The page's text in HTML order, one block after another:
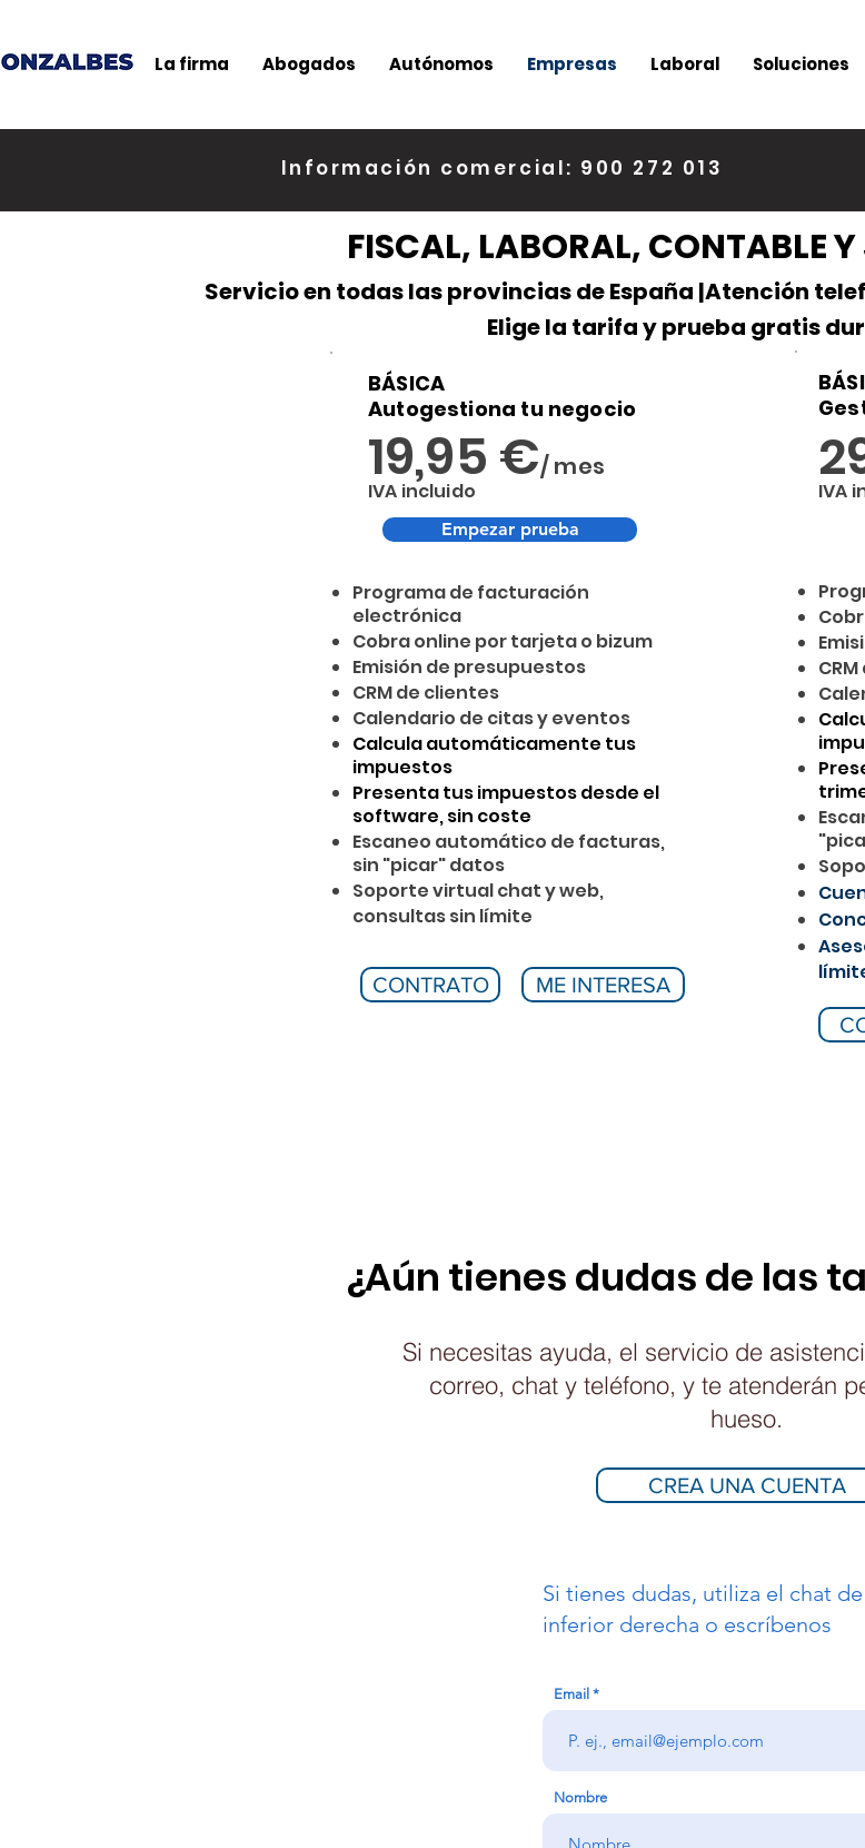
La firma Abogados Autónomos Empresas Laboral Soluciones
Información comercial: 900 272 013
FISCAL, LABORAL, CONTABLE
Servicio en todas las provincias de España |Atención
Elige la tarifa y prueba gratis
BÁSICA
Autogestiona tu negocio
19,95 €/ mes
IVA incluido
Programa de facturación
electrónica
Cobra online por tarjeta o bizum
Emisión de presupuestos
CRM de clientes
Calendario de citas y eventos
Calcula automáticamente tus
impuestos
Presenta tus impuestos desde el
software, sin coste
Escaneo automático de facturas,
sin "picar" datos
Soporte virtual chat y web,
consultas sin límite
Empezar prueba
CONTRATO ME INTERESA
IVA
¿Aún tienes dudas de las
Si necesitas ayuda, el servicio de
correo, chat y teléfono, y te atenderán
hueso.
CREA UNA CUENTA
Si tienes dudas, utiliza el chat
inferior derecha o escríbenos
Email
Nombre